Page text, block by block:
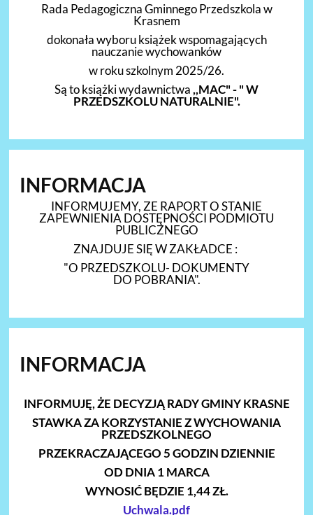
Rada Pedagogiczna Gminnego Przedszkola w
Krasnem
dokonała wyboru książek wspomagających
nauczanie wychowanków
w roku szkolnym 2025/26.
Są to książki wydawnictwa,,MAC" - " W
PRZEDSZKOLU NATURALNIE".
INFORMACJA
INFORMUJEMY, ŻE RAPORT O STANIE
ZAPEWNIENIA DOSTĘPNOŚCI PODMIOTU
PUBLICZNEGO
ZNAJDUJE SIĘ W ZAKŁADCE :
"O PRZEDSZKOLU- DOKUMENTY
DO POBRANIA".
INFORMACJA
INFORMUJĘ, ŻE DECYZJĄ RADY GMINY KRASNE
STAWKA ZA KORZYSTANIE Z WYCHOWANIA
PRZEDSZKOLNEGO
PRZEKRACZAJĄCEGO 5 GODZIN DZIENNIE
OD DNIA 1 MARCA
WYNOSIĆ BĘDZIE 1,44 ZŁ.
Uchwala.pdf